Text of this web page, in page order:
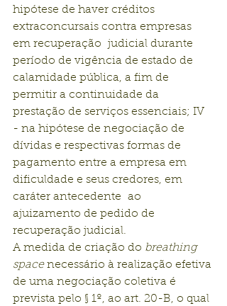
hipótese de haver créditos
extraconcursais contra empresas
em recuperação  judicial durante
período de vigência de estado de
calamidade pública, a fim de
permitir a continuidade da
prestação de serviços essenciais; IV
- na hipótese de negociação de
dívidas e respectivas formas de
pagamento entre a empresa em
dificuldade e seus credores, em
caráter antecedente  ao
ajuizamento de pedido de
recuperação judicial.
A medida de criação do breathing
space necessário à realização efetiva
de uma negociação coletiva é
prevista pelo § 1º, ao art. 20-B, o qual